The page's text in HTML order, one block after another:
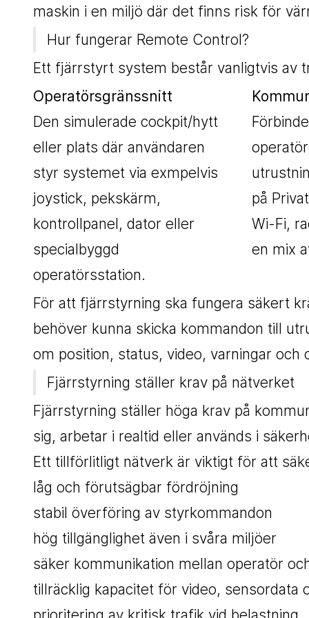
maskin i en miljö där det finns risk för
Hur fungerar Remote Control?
Ett fjärrstyrt system består vanligtvis av
Operatörsgränssnitt
Den simulerade cockpit/hytt
eller plats där användaren
styr systemet via exmpelvis
joystick, pekskärm,
kontrollpanel, dator eller
specialbyggd
operatörsstation.
på
Wi-Fi,
en mix
För att fjärrstyrning ska fungera säkert
behöver kunna skicka kommandon till
om position, status, video, varningar och
Fjärrstyrning ställer krav på nätverket
Fjärrstyrning ställer höga krav på
sig, arbetar i realtid eller används i
Ett tillförlitligt nätverk är viktigt för att
låg och förutsägbar fördröjning
stabil överföring av styrkommandon
hög tillgänglighet även i svåra miljöer
säker kommunikation mellan operatör
tillräcklig kapacitet för video, sensordata